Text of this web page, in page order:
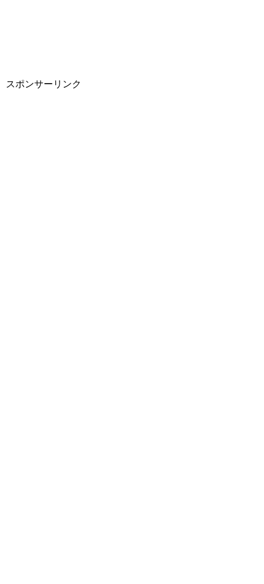
スポンサーリンク